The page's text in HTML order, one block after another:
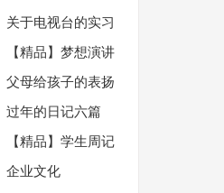
关于电视台的实习
报告十篇
【精品】梦想演讲
稿3篇
父母给孩子的表扬
信
过年的日记六篇
【精品】学生周记
锦集9篇
企业文化